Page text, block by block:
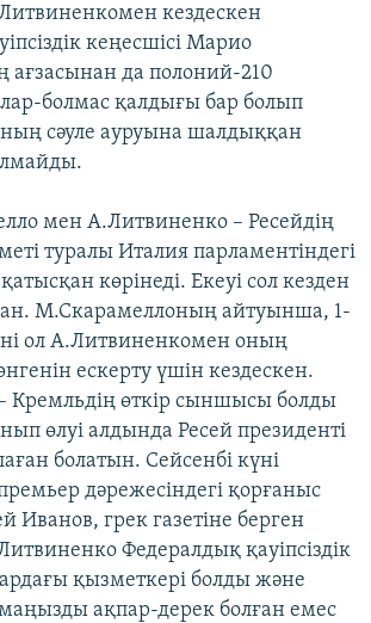
кездескен
кеңесшісі Марио
ағзасынан да полоний-210
болмас қалдығы бар болып
сәуле ауруына шалдыққан
мен А.Литвиненко – Ресейдің
туралы Италия парламентіндегі
көрінеді. Екеуі сол кезден
М.Скарамеллоның айтуынша, 1-
ол А.Литвиненкомен оның
ескерту үшін кездескен.
Кремльдің өткір сыншысы болды
өлуі алдында Ресей президенті
болатын. Сейсенбі күні
дәрежесіндегі қорғаныс
Иванов, грек газетіне берген
Федералдық қауіпсіздік
қызметкері болды және
ақпар-дерек болған емес